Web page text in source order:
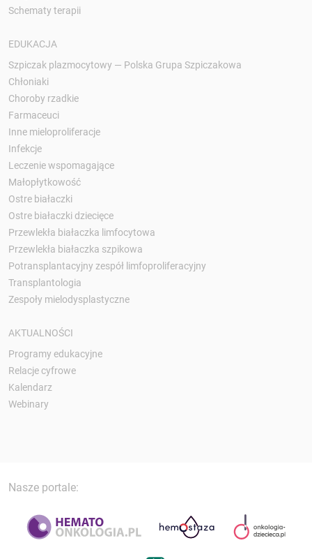
Schematy terapii
EDUKACJA
Szpiczak plazmocytowy — Polska Grupa Szpiczakowa
Chłoniaki
Choroby rzadkie
Farmaceuci
Inne mieloproliferacje
Infekcje
Leczenie wspomagające
Małopłytkowość
Ostre białaczki
Ostre białaczki dziecięce
Przewlekła białaczka limfocytowa
Przewlekła białaczka szpikowa
Potransplantacyjny zespół limfoproliferacyjny
Transplantologia
Zespoły mielodysplastyczne
AKTUALNOŚCI
Programy edukacyjne
Relacje cyfrowe
Kalendarz
Webinary
Nasze portale: